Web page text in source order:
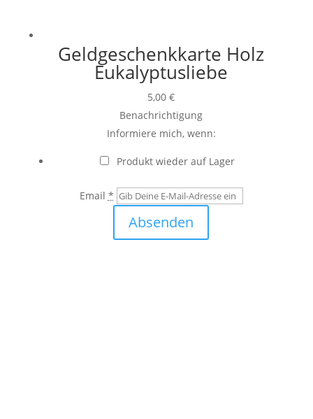
Geldgeschenkkarte Holz
Eukalyptusliebe
5,00€
Benachrichtigung
Informiere mich, wenn:
Produkt wieder auf Lager
Email *
Absenden